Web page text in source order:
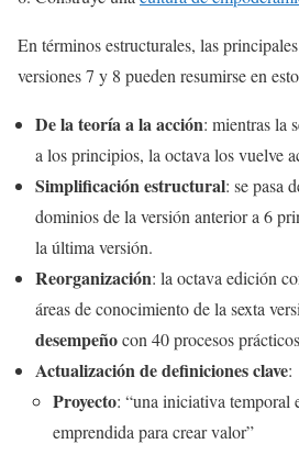
En términos estructurales, las
versiones 7 y 8 pueden resumirse en
De la teoría a la acción: mientras la
a los principios, la octava los vuelve
Simplificación estructural: se pasa
dominios de la versión anterior a 6
la última versión.
Reorganización: la octava edición
áreas de conocimiento de la sexta
desempeñocon 40 procesos
Actualización de definiciones clave:
Proyecto: “una iniciativa temporal
emprendida para crear valor”